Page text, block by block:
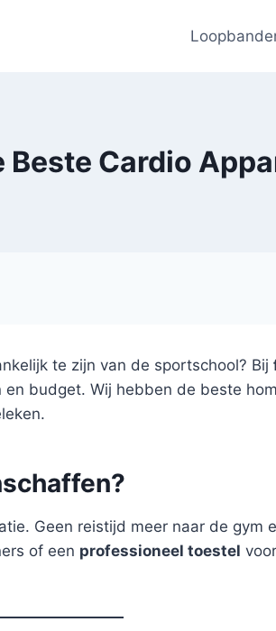
Cardio
te zijn van de sportschool? Bij
budget. Wij hebben de beste
Geen reistijd meer naar de gym
of een professioneel toestel